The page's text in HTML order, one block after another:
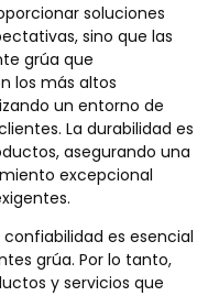
soluciones
sino que las
grúa que
los más altos
un entorno de
La durabilidad es
asegurando una
excepcional
es esencial
grúa. Por lo tanto,
y servicios que